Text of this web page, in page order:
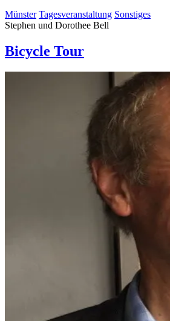
Münster Tagesveranstaltung Sonstiges
Stephen und Dorothee Bell
Bicycle Tour